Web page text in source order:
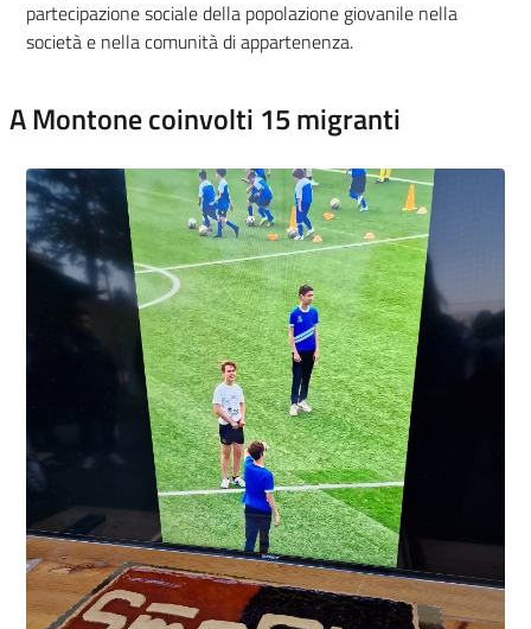
partecipazione sociale della popolazione giovanile nella
società e nella comunità di appartenenza.
A Montone coinvolti 15 migranti